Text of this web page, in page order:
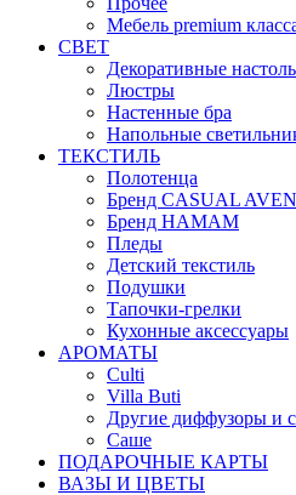
Мебель premium
СВЕТ
Декоративные
Люстры
Настенные бра
Напольные
ТЕКСТИЛЬ
Полотенца
Бренд CASUAL
Бренд HAMAM
Пледы
Детский текстиль
Подушки
Тапочки-грелки
Кухонные аксессуары
АРОМАТЫ
Culti
Villa Buti
Другие диффузоры и
Саше
ПОДАРОЧНЫЕ КАРТЫ
ВАЗЫ И ЦВЕТЫ